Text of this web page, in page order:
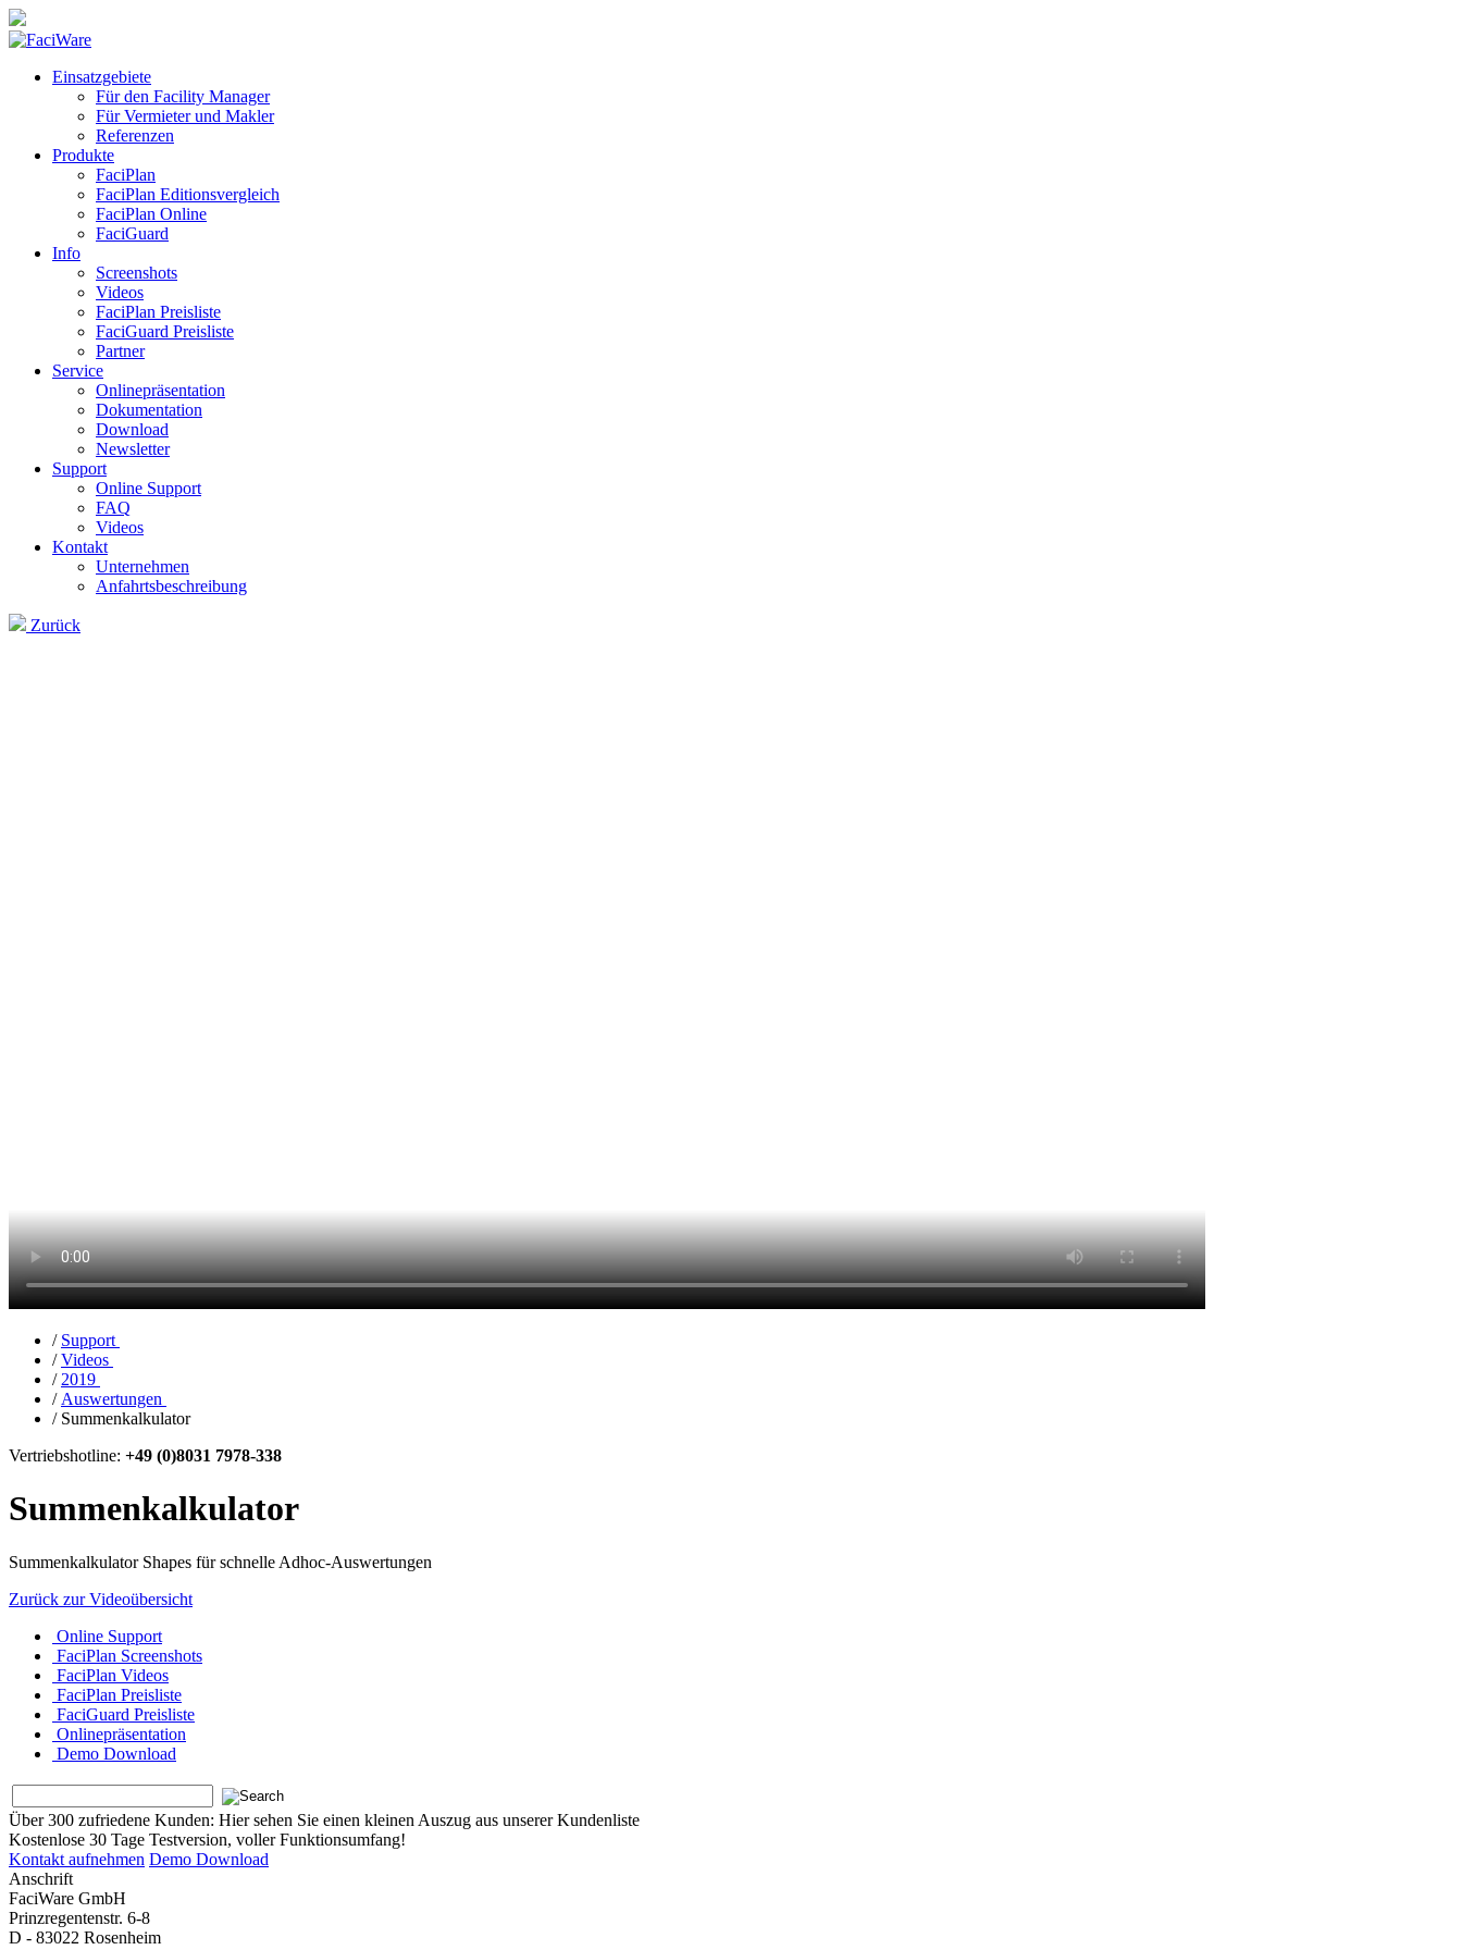
Einsatzgebiete
Für den Facility Manager
Für Vermieter und Makler
Referenzen
Produkte
FaciPlan
FaciPlan Editionsvergleich
FaciPlan Online
FaciGuard
Info
Screenshots
Videos
FaciPlan Preisliste
FaciGuard Preisliste
Partner
Service
Onlinepräsentation
Dokumentation
Download
Newsletter
Support
Online Support
FAQ
Videos
Kontakt
Unternehmen
Anfahrtsbeschreibung
Zurück
/ Support
/Videos
/ 2019
/ Auswertungen
/ Summenkalkulator
Vertriebshotline: +49 (0)8031 7978-338
Summenkalkulator
Summenkalkulator Shapes für schnelle Adhoc-Auswertungen
Zurück zur Videoübersicht
Online Support
FaciPlan Screenshots
FaciPlan Videos
FaciPlan Preisliste
FaciGuard Preisliste
Onlinepräsentation
Demo Download
Über 300 zufriedene Kunden: Hier sehen Sie einen kleinen Auszug aus unserer Kundenliste
Kostenlose 30 Tage Testversion, voller Funktionsumfang!
Kontakt aufnehmen Demo Download
Anschrift
FaciWare GmbH
Prinzregentenstr. 6-8
D - 83022 Rosenheim